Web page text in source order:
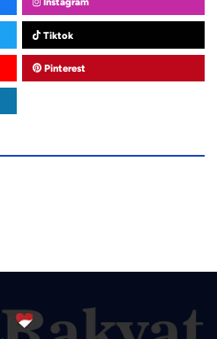
Tiktok
Pinterest